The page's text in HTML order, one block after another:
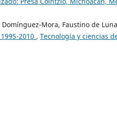
Mora, Faustino de
2010 , Tecnología y ciencias